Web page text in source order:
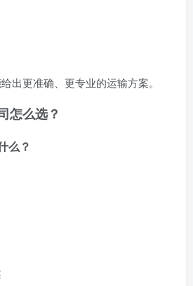
出更准确、更专业的运输方案。
怎么选？
么？